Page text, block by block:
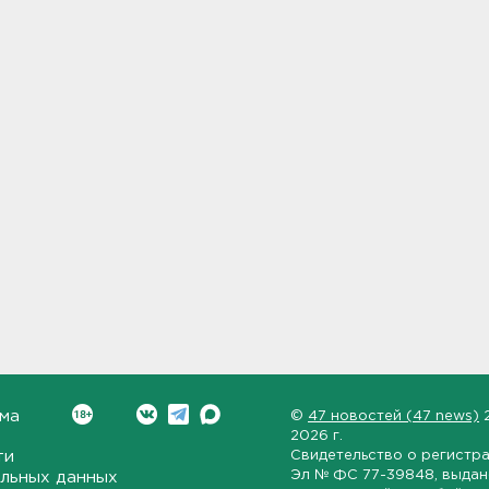
данных
© 47 новостей (47 news)
2026 г.
Свидетельство о
Эл № ФС 77-39848 ,